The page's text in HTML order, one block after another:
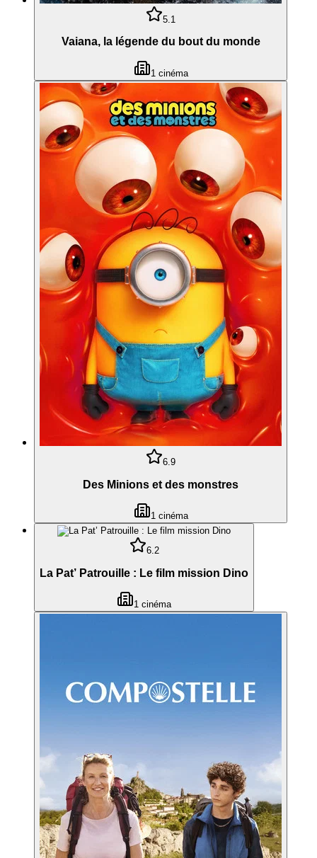
5.1
Vaiana, la légende du bout du monde
1 cinéma
6.9
Des Minions et des monstres
1cinéma
6.2
La Pat’ Patrouille : Le film mission Dino
1 cinéma